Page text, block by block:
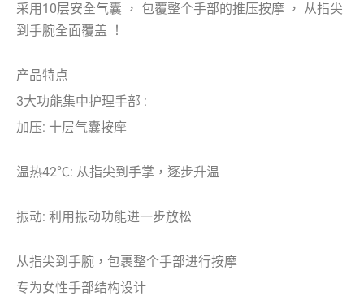
采用10层安全气囊 ， 包覆整个手部的推压按摩 ， 从指尖
到手腕全面覆盖 ！
产品特点
3大功能集中护理手部 :
加压: 十层气囊按摩
温热42℃: 从指尖到手掌，逐步升温
振动: 利用振动功能进一步放松
从指尖到手腕，包裹整个手部进行按摩
专为女性手部结构设计